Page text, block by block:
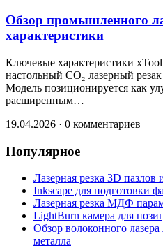
Обзор промышленного
характеристики
Ключевые характеристики
настольный CO₂ лазерный
Модель позиционируется как
расширенным…
19.04.2026 · 0 комментариев
Популярное
Лазерная резка 3D пазлов
Inkscape для подготовки
Лазерная резка МДФ
LightBurn камера для
Обзор волоконного
металла